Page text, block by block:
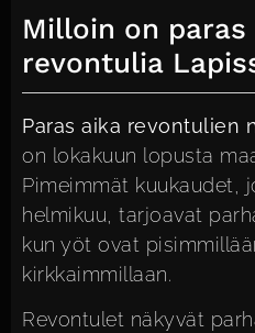
Milloin on paras
revontulia
Paras aika revontulien
on lokakuun lopusta
Pimeimmät kuukaudet,
helmikuu, tarjoavat
kun yöt ovat
kirkkaimmillaan.
Revontulet näkyvät